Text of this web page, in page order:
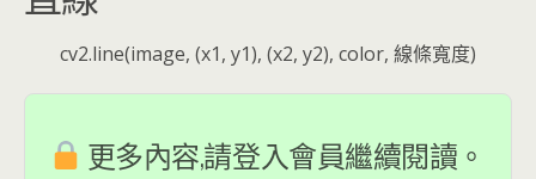
cv2.line(image, (x1, y1), (x2, y2), color, 線條寬度)
更多內容,請登入會員繼續閱讀。